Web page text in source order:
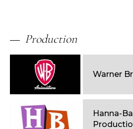
Production
Warner
Hanna-